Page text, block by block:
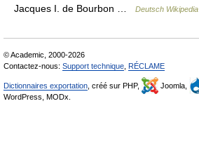
Jacques I. de Bourbon …
Deutsch Wikipedia
© Academic, 2000-2026
Contactez-nous: Support technique RÉCLAME
Dictionnaires exportation , créé sur PHP, Joomla,
WordPress, MODx.